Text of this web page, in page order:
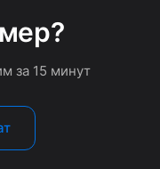
за 15 минут